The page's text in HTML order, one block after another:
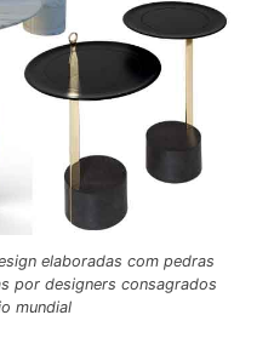
elaboradas com pedras
por designers consagrados
mundial